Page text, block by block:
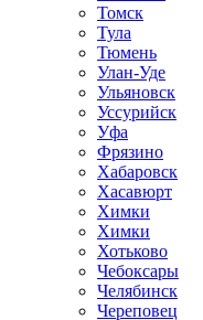
Томск
Тула
Тюмень
Улан-Уде
Ульяновск
Уссурийск
Уфа
Фрязино
Хабаровск
Хасавюрт
Химки
Химки
Хотьково
Чебоксары
Челябинск
Череповец